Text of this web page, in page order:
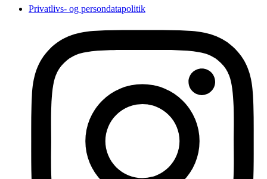
Privatlivs- og persondatapolitik